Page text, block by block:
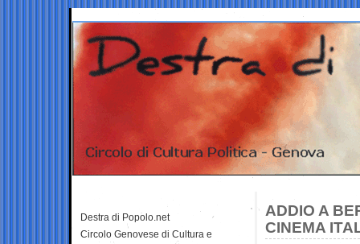
ADDIO A
CINEMA
Destra di Popolo.net
Circolo Genovese di Cultura e